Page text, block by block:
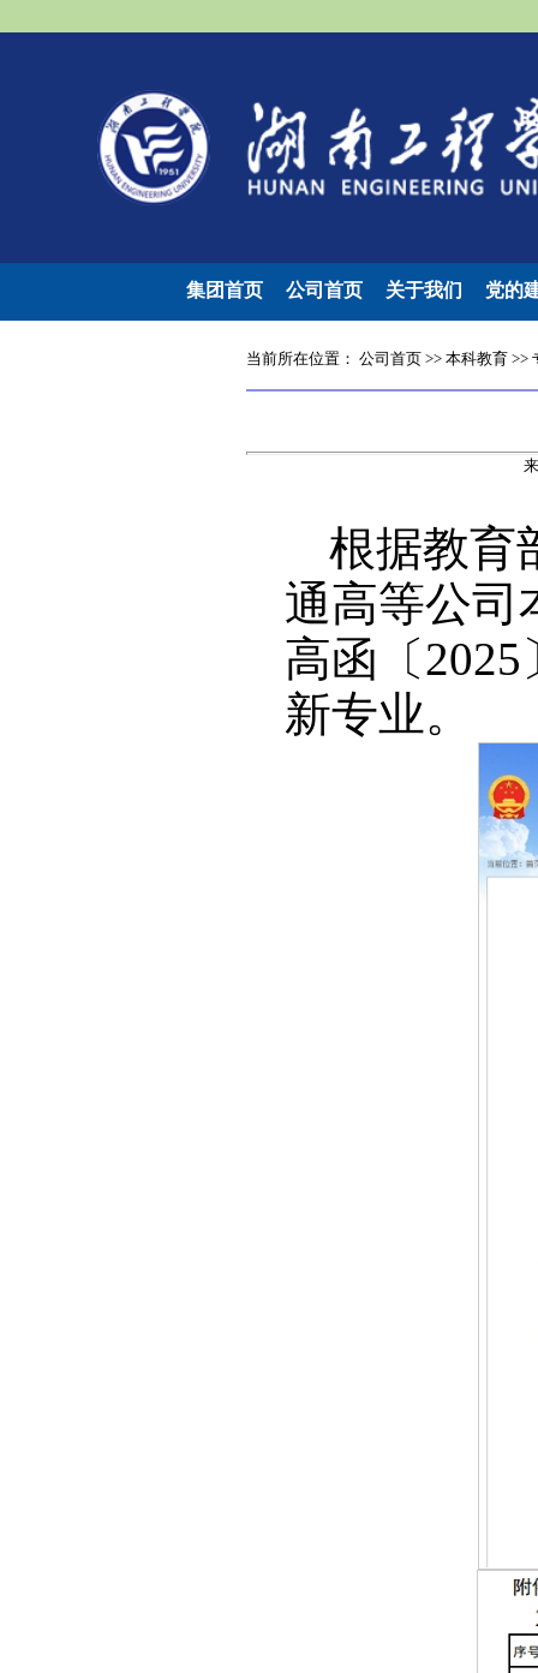
集团首页 公司首页 关于我们 党的
当前所在位置： 公司首页>> 本科教育>>
根据教育
通高等公司
高函〔
新专业。